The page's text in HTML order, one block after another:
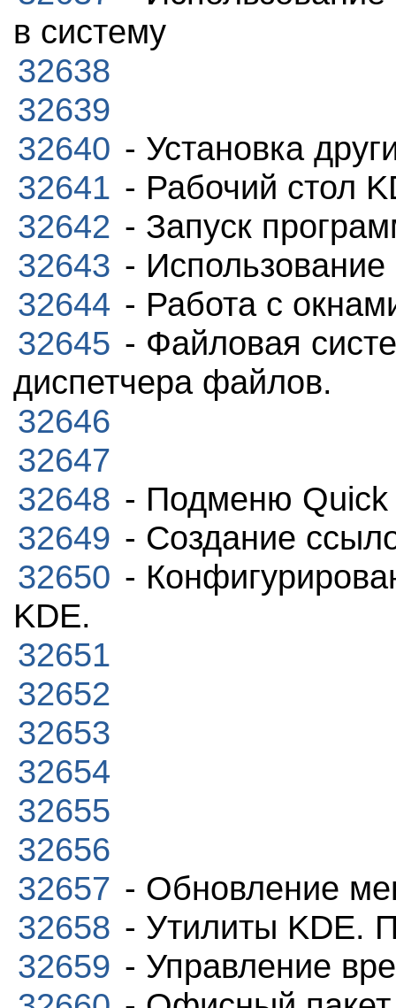
в систему
32638
32639
32640 - Установка
32641 - Рабочий стол
32642 - Запуск
32643 - Использование
32644 - Работа с
32645 - Файловая
диспетчера файлов.
32646
32647
32648 - Подменю Quick
32649 - Создание
32650 -
KDE.
32651
32652
32653
32654
32655
32656
32657 - Обновление
32658 - Утилиты KDE.
32659 - Управление